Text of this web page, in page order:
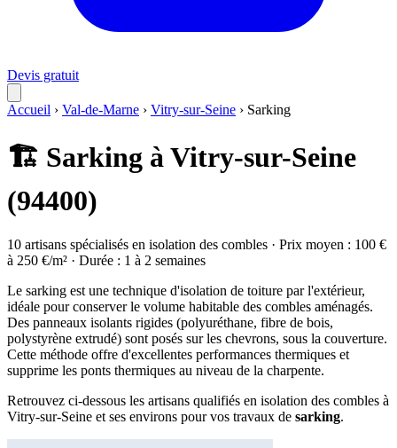
Devis gratuit
Accueil › Val-de-Marne › Vitry-sur-Seine › Sarking
🏗️ Sarking à Vitry-sur-Seine
(94400)
10 artisans spécialisés en isolation des combles · Prix moyen : 100 €
à 250 €/m² · Durée : 1 à 2 semaines
Le sarking est une technique d'isolation de toiture par l'extérieur,
idéale pour conserver le volume habitable des combles aménagés.
Des panneaux isolants rigides (polyuréthane, fibre de bois,
polystyrène extrudé) sont posés sur les chevrons, sous la couverture.
Cette méthode offre d'excellentes performances thermiques et
supprime les ponts thermiques au niveau de la charpente.
Retrouvez ci-dessous les artisans qualifiés en isolation des combles à
Vitry-sur-Seine et ses environs pour vos travaux de sarking.